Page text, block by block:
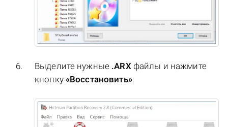
Выделите нужные .ARX файлы и нажмите
кнопку «Восстановить».